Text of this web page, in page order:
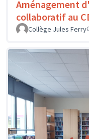
Aménagement
collaboratif au
Collège Jules Ferry